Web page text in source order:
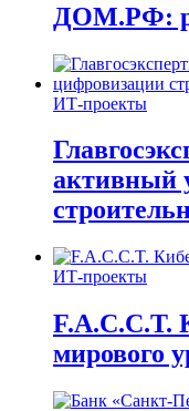
ДОМ.РФ:
ИТ-проекты
активный
ИТ-проекты
F.A.C.C.T.
мирового